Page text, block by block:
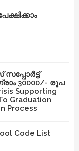
30000/- രൂപ
Supporting
Graduation
Process
Code List